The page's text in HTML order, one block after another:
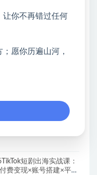
超市浏览标注项目，单
多多双打强付费全攻
劣势与选择策略
短剧出海实战课：
费变现×账号搭建×平台
让你不再错过任何
愿你历遍山河，